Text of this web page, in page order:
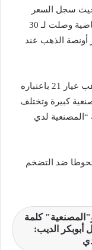
تقريبا، حيث سجل السعر
العالمى للذهب ارتفاعات خلال الثلاث أيام الماضية وصلت لـ 30
دولارات لتستقر أونصة الذهب عند
وقال : يفضل المستثمرون في مصر شراء الذهب عيار 21 باعتباره
كبيرة وتختلف
لدي
تحوطا ضد التضخم
و"المصنعية" كلمة
الديب: